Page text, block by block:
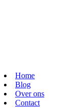
Home
Blog
Over ons
Contact